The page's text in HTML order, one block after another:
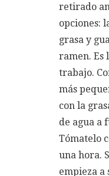
retirado
opciones:
grasa y
ramen. Es
trabajo.
más
con la
de agua a
Tómatelo
una hora.
empieza a